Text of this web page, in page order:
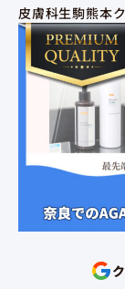
皮膚科生駒熊本